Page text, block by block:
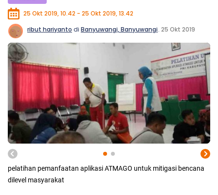
25 Okt 2019, 10.42 - 25 Okt 2019, 13.42
ribut hariyanto di Banyuwangi, Banyuwangi. 25 Okt 2019
pelatihan pemanfaatan aplikasi ATMAGO untuk mitigasi bencana
dilevel masyarakat